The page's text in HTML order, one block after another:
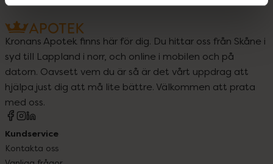
Kronans Apotek finns här för dig. Du hittar oss från Skåne i
syd till Lappland i norr, och online i mobilen och på
datorn. Oavsett vem du är så är det vårt uppdrag att
hjälpa just dig att må lite bättre. Välkommen att prata
med oss.
Kundservice
Kontakta oss